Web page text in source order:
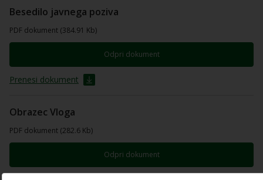
Besedilo javnega poziva
PDF dokument (384.91 Kb)
Odpri dokument
Prenesi dokument
Obrazec Vloga
PDF dokument (282.6 Kb)
Odpri dokument